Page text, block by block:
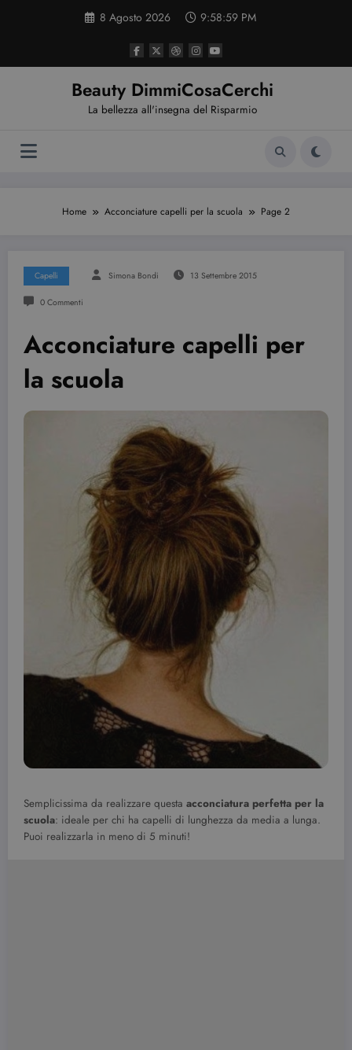
8 Agosto 2026 9:59:00 PM
Beauty DimmiCosaCerchi
La bellezza all'insegna del Risparmio
Home Acconciature capelli per la scuola Page 2
Capelli Simona Bondi 13 Settembre 2015
0 Commenti
Acconciature capelli per
la scuola
Semplicissima da realizzare questa acconciatura perfetta per la
scuola: ideale per chi ha capelli di lunghezza da media a lunga.
Puoi realizzarla in meno di 5 minuti!